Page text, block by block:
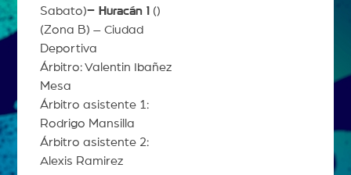
Sabato)– Huracán 1 ()
(Zona B) – Ciudad
Deportiva
Árbitro: Valentin Ibañez
Mesa
Árbitro asistente 1:
Rodrigo Mansilla
Árbitro asistente 2:
Alexis Ramirez